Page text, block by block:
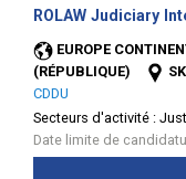
ROLAW Judiciary
EUROPE
(RÉPUBLIQUE)
CDDU
Secteurs d'activité :
Date limite de